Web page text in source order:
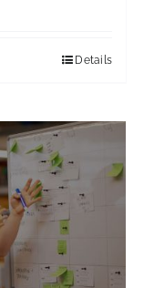
Details